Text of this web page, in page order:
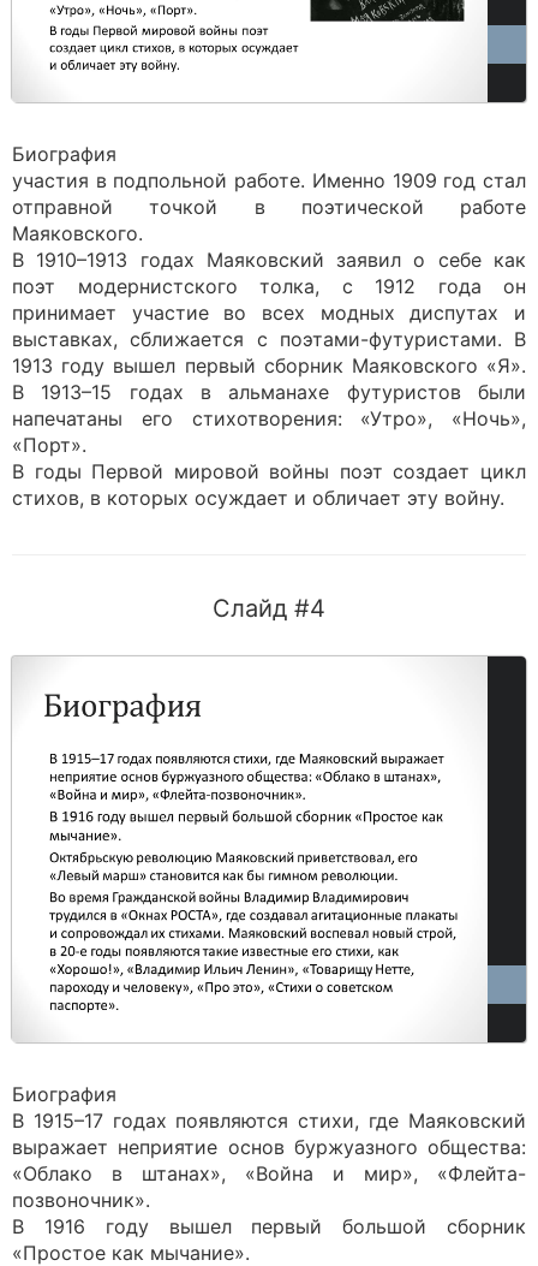
Биография
участия в подпольной работе. Именно 1909 год стал
отправной точкой в поэтической работе
Маяковского.
В 1910–1913 годах Маяковский заявил о себе как
поэт модернистского толка, с 1912 года он
принимает участие во всех модных диспутах и
выставках, сближается с поэтами-футуристами. В
1913 году вышел первый сборник Маяковского «Я».
В 1913–15 годах в альманахе футуристов были
напечатаны его стихотворения: «Утро», «Ночь»,
«Порт».
В годы Первой мировой войны поэт создает цикл
стихов, в которых осуждает и обличает эту войну.
Слайд #4
Биография
В 1915–17 годах появляются стихи, где Маяковский
выражает неприятие основ буржуазного общества:
«Облако в штанах», «Война и мир», «Флейта-
позвоночник».
В 1916 году вышел первый большой сборник
«Простое как мычание».